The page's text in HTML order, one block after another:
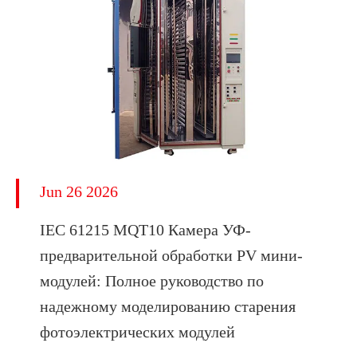
Jun 26 2026
IEC 61215 MQT10 Камера УФ-
предварительной обработки PV мини-
модулей: Полное руководство по
надежному моделированию старения
фотоэлектрических модулей